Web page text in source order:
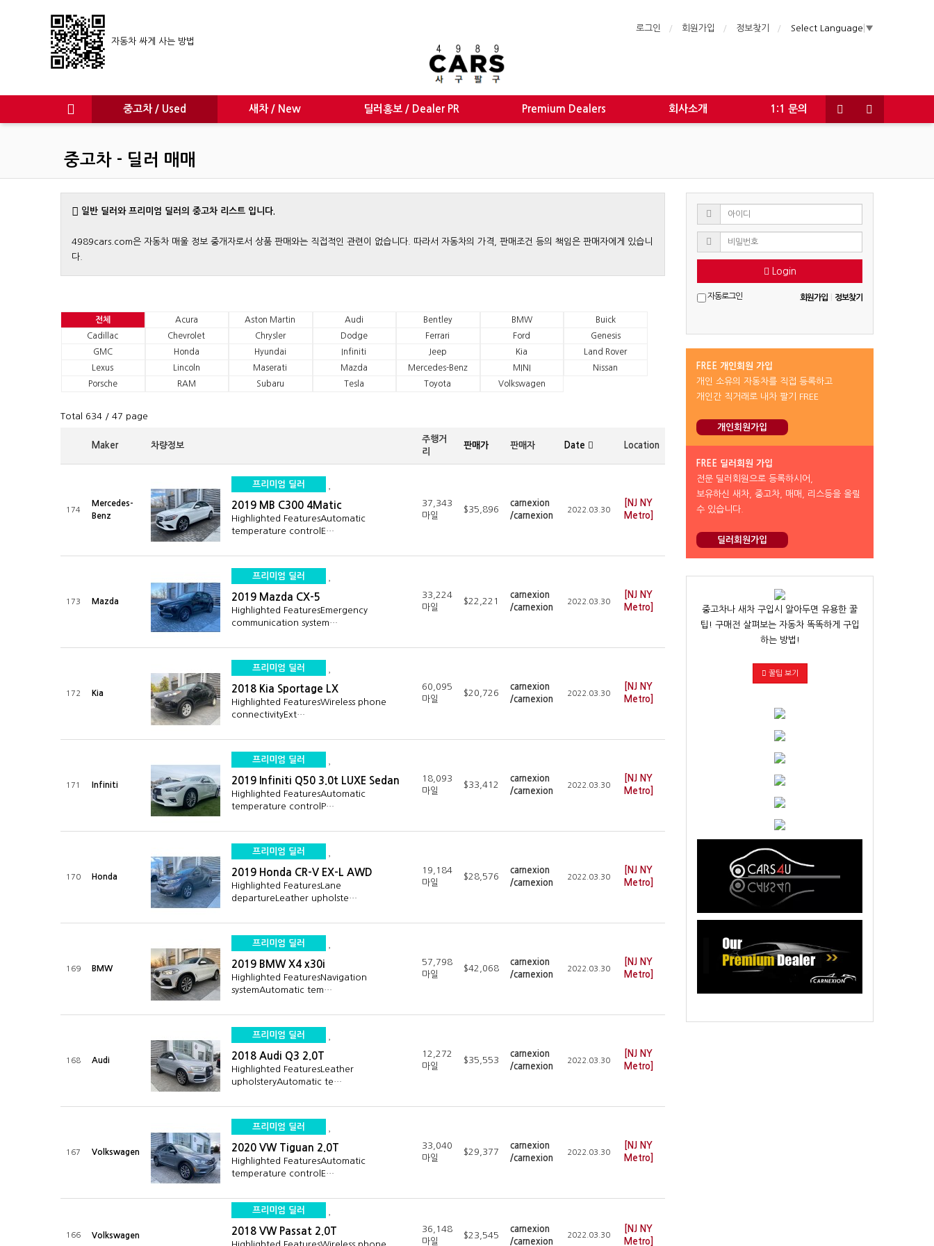
자동차 싸게 사는 방법
로그인 회원가입 정보찾기 Select Language ▼
중고차 / Used 새차 / New 딜러홍보 / Dealer PR Premium Dealers 회사소개 1:1 문의
중고차 - 딜러 매매
일반 딜러와 프리미엄 딜러의 중고차 리스트 입니다.
4989cars.com은 자동차 매울 정보 중개자로서 상품 판매와는 직접적인 관련이 없습니다. 따라서 자동차의 가격, 판매조건 등의 책임은 판매자에게 있습니
다.
전체 Acura Aston Martin Audi Bentley BMW
Buick
Cadillac
Chevrolet Chrysler Dodge Ferrari Ford
Genesis
GMC
Honda Hyundai Infiniti Jeep Kia
Land Rover
Lexus
Lincoln Maserati Mazda Mercedes-Benz MINI
Nissan
Porsche
RAM Subaru Tesla Toyota Volkswagen
Total 634 / 47 page
Maker 차량정보
주행거
리
판매가 판매자 Date Location
174
Mercedes-
Benz
프리미엄 딜러
2019 MB C300 4Matic
Highlighted FeaturesAutomatic
temperature controlE…
37,343
마일
$35,896
carnexion
/carnexion
2022.03.30
[NJ NY
Metro]
173 Mazda
프리미엄 딜러
2019 Mazda CX-5
Highlighted FeaturesEmergency
communication system…
33,224
마일
$22,221
carnexion
/carnexion
2022.03.30
[NJ NY
Metro]
172 Kia
프리미엄 딜러
2018 Kia Sportage LX
Highlighted FeaturesWireless phone
connectivityExt…
60,095
마일
$20,726
carnexion
/carnexion
2022.03.30
[NJ NY
Metro]
171 Infiniti
프리미엄 딜러
2019 Infiniti Q50 3.0t LUXE Sedan
Highlighted FeaturesAutomatic
temperature controlP…
18,093
마일
$33,412
carnexion
/carnexion
2022.03.30
[NJ NY
Metro]
170 Honda
프리미엄 딜러
2019 Honda CR-V EX-L AWD
Highlighted FeaturesLane
departureLeather upholste…
19,184
마일
$28,576
carnexion
/carnexion
2022.03.30
[NJ NY
Metro]
169 BMW
프리미엄 딜러
2019 BMW X4 x30i
Highlighted FeaturesNavigation
systemAutomatic tem…
57,798
마일
$42,068
carnexion
/carnexion
2022.03.30
[NJ NY
Metro]
168 Audi
프리미엄 딜러
2018 Audi Q3 2.0T
Highlighted FeaturesLeather
upholsteryAutomatic te…
12,272
마일
$35,553
carnexion
/carnexion
2022.03.30
[NJ NY
Metro]
167 Volkswagen
프리미엄 딜러
2020 VW Tiguan 2.0T
Highlighted FeaturesAutomatic
temperature controlE…
33,040
마일
$29,377
carnexion
/carnexion
2022.03.30
[NJ NY
Metro]
166 Volkswagen
프리미엄 딜러
2018 VW Passat 2.0T
36,148
마일
$23,545
carnexion
/carnexion
2022.03.30
[NJ NY
Metro]
Login
자동로그인 회원가입 정보찾기
FREE 개인회원 가입
개인 소유의 자동차를 직접 등록하고
개인간 직거래로 내차 팔기 FREE
개인회원가입
FREE 딜러회원 가입
전문 딜러회원으로 등록하시어,
보유하신 새차, 중고차, 매매, 리스등을 올릴
수 있습니다.
딜러회원가입
중고차나 새차 구입시 알아두면 유용한 꿀
팁! 구매전 살펴보는 자동차 똑똑하게 구입
하는 방법!
꿀팁 보기